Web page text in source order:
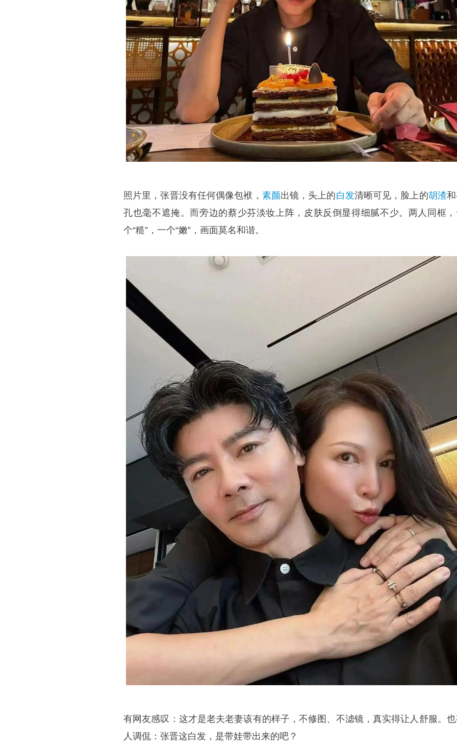
照片里，张晋没有任何偶像包袱， 素颜出镜，头上的白发清晰可见，脸上的胡渣
孔也毫不遮掩。而旁边的蔡少芬淡妆上阵，皮肤反倒显得细腻不少。两人同框
个“糙”，一个“嫩”，画面莫名和谐。
有网友感叹：这才是老夫老妻该有的样子，不修图、不滤镜，真实得让人舒服。
人调侃：张晋这白发，是带娃带出来的吧？